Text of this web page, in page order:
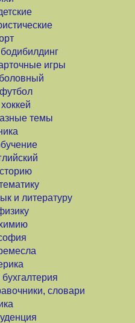
игры
темы
и литературу
словари